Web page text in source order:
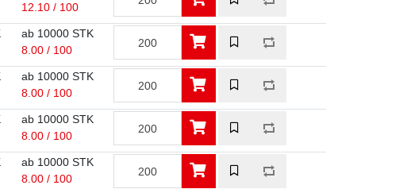
12.10 / 100
ab 10000 STK
8.00 / 100
ab 10000 STK
8.00 / 100
ab 10000 STK
8.00 / 100
ab 10000 STK
8.00 / 100